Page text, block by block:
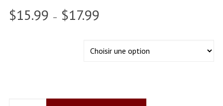
$15.99 – $17.99
$15.99